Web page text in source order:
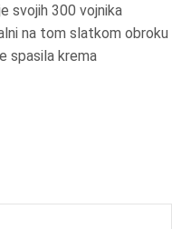
svojih 300 vojnika
na tom slatkom obroku
spasila krema